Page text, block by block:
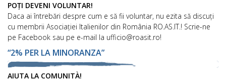
POȚI DEVENI VOLUNTAR!
Daca ai întrebări despre cum e să fii voluntar, nu ezita să discuți
cu membrii Asociației Italienilor din România RO.AS.IT.! Scrie-ne
pe Facebook sau pe e-mail la ufficio@roasit.ro!
“2% PER LA MINORANZA”
AIUTA LA COMUNITÀ!